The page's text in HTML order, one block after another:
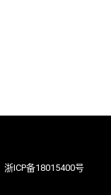
浙ICP备18015400号